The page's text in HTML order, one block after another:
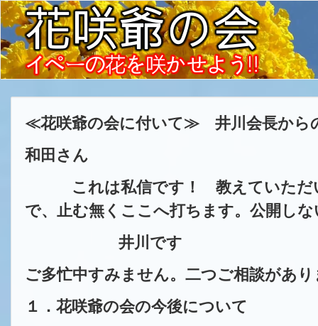
≪花咲爺の会に付いて≫ 井川会長から
和田さん
これは私信です！ 教えていただ
で、止む無くここへ打ちます。公開し
井川です
ご多忙中すみません。二つご相談があ
１．花咲爺の会の今後について